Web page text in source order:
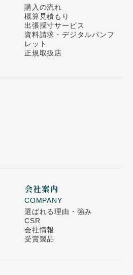
購入の流れ
概算見積もり
出張採寸サービス
資料請求・デジタルパンフ
レット
正規取扱店
会社案内
COMPANY
選ばれる理由・強み
CSR
会社情報
受賞製品